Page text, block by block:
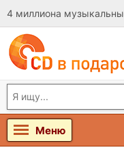
4 миллиона
Меню